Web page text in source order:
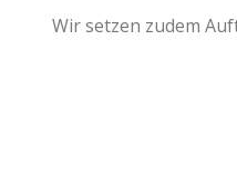
Wir setzen zudem